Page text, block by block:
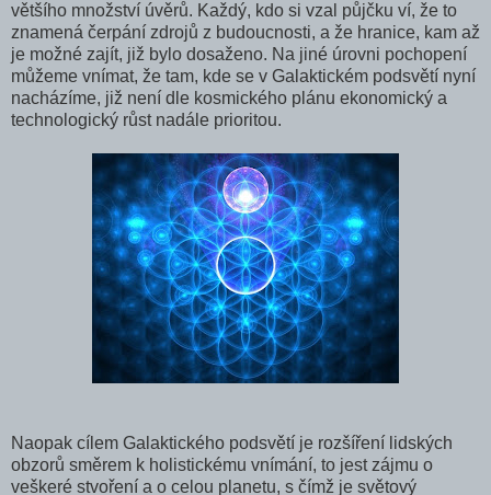
většího množství úvěrů. Každý, kdo si vzal půjčku ví, že to
znamená čerpání zdrojů z budoucnosti, a že hranice, kam až
je možné zajít, již bylo dosaženo. Na jiné úrovni pochopení
můžeme vnímat, že tam, kde se v Galaktickém podsvětí nyní
nacházíme, již není dle kosmického plánu ekonomický a
technologický růst nadále prioritou.
Naopak cílem Galaktického podsvětí je rozšíření lidských
obzorů směrem k holistickému vnímání, to jest zájmu o
veškeré stvoření a o celou planetu, s čímž je světový